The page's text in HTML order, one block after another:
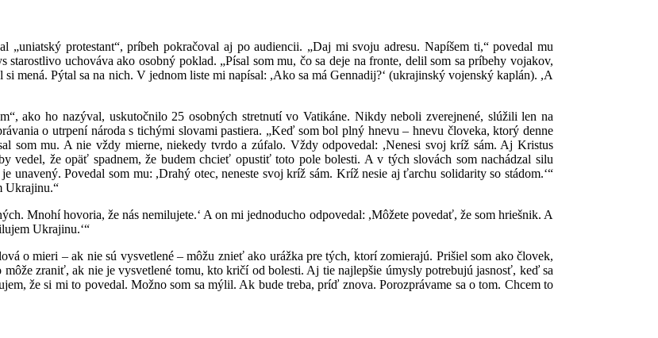
„uniatský protestant“, príbeh pokračoval aj po audiencii. „Daj mi svoju adresu. Napíšem ti,“ povedal mu
uchováva ako osobný poklad. „Písal som mu, čo sa deje na fronte, delil som sa príbehy vojakov,
mená. Pýtal sa na nich. V jednom liste mi napísal: ,Ako sa má Gennadij?‘ (ukrajinský vojenský kaplán). ,A
ako ho nazýval, uskutočnilo 25 osobných stretnutí vo Vatikáne. Nikdy neboli zverejnené, slúžili len na
o utrpení národa s tichými slovami pastiera. „Keď som bol plný hnevu – hnevu človeka, ktorý denne
som mu. A nie vždy mierne, niekedy tvrdo a zúfalo. Vždy odpovedal: ,Nenesi svoj kríž sám. Aj Kristus
vedel, že opäť spadnem, že budem chcieť opustiť toto pole bolesti. A v tých slovách som nachádzal silu
unavený. Povedal som mu: ,Drahý otec, neneste svoj kríž sám. Kríž nesie aj ťarchu solidarity so stádom.‘“
Ukrajinu.“
Mnohí hovoria, že nás nemilujete.‘ A on mi jednoducho odpovedal: ,Môžete povedať, že som hriešnik. A
Ukrajinu.‘“
o mieri – ak nie sú vysvetlené – môžu znieť ako urážka pre tých, ktorí zomierajú. Prišiel som ako človek,
zraniť, ak nie je vysvetlené tomu, kto kričí od bolesti. Aj tie najlepšie úmysly potrebujú jasnosť, keď sa
že si mi to povedal. Možno som sa mýlil. Ak bude treba, príď znova. Porozprávame sa o tom. Chcem to